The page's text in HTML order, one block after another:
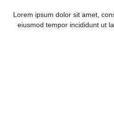
Lorem ipsum dolor sit amet,
eiusmod tempor incididunt ut